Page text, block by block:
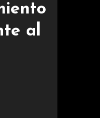
al